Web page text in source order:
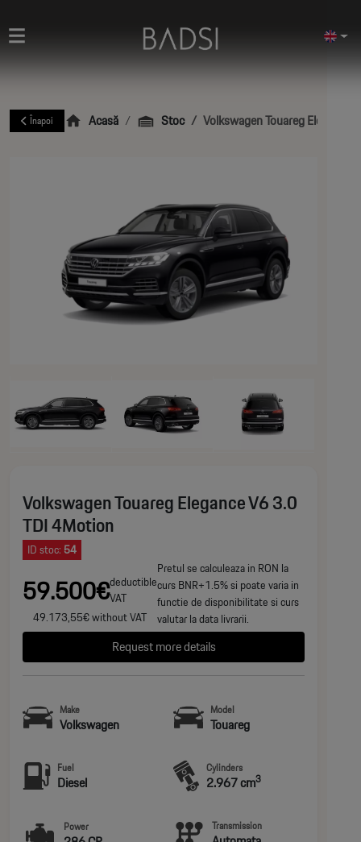
Înapoi Acasă Stoc Volkswagen Touareg Elegance
Volkswagen Touareg Elegance V6 3.0
TDI 4Motion
ID stoc: 54
59.500€deductible
VAT
49.173,55€ without VAT
Pretul se calculeaza in RON la
curs BNR+1.5% si poate varia in
functie de disponibilitate si curs
valutar la data livrarii.
Request more details
Make
Volkswagen
Model
Touareg
Fuel
Diesel
Cylinders
2.967 cm3
Power Transmission